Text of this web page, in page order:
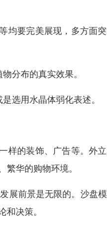
均要完美展现，多方面
分布的真实效果。
选用水晶体弱化表述。
样的装饰、广告等。外
华的购物环境。
展前景是无限的。沙盘
决策。